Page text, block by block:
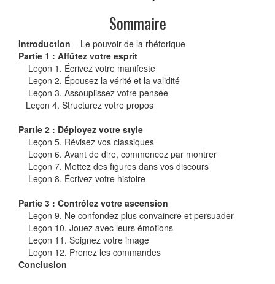
Sommaire
Introduction – Le pouvoir de la rhétorique
Partie 1 : Affûtez votre esprit
Leçon 1. Écrivez votre manifeste
Leçon 2. Épousez la vérité et la validité
Leçon 3. Assouplissez votre pensée
Leçon 4. Structurez votre propos
Partie 2 : Déployez votre style
Leçon 5. Révisez vos classiques
Leçon 6. Avant de dire, commencez par montrer
Leçon 7. Mettez des figures dans vos discours
Leçon 8. Écrivez votre histoire
Partie 3 : Contrôlez votre ascension
Leçon 9. Ne confondez plus convaincre et persuader
Leçon 10. Jouez avec leurs émotions
Leçon 11. Soignez votre image
Leçon 12. Prenez les commandes
Conclusion